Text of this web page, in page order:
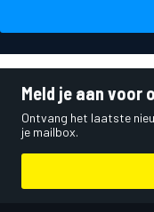
Meld je aan voor
Ontvang het laatste
je mailbox.